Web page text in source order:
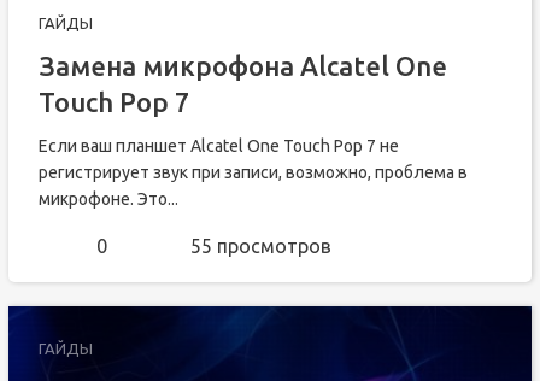
ГАЙДЫ
Замена микрофона Alcatel One
Touch Pop 7
Если ваш планшет Alcatel One Touch Pop 7 не
регистрирует звук при записи, возможно, проблема в
микрофоне. Это...
0 55 просмотров
ГАЙДЫ